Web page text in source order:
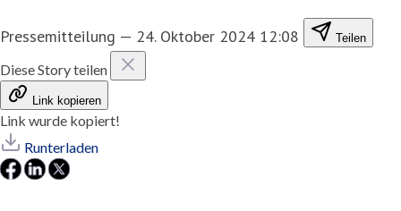
Pressemitteilung — 24. Oktober 2024 12:08 Teilen
Diese Story teilen
Link kopieren
Link wurde kopiert!
Runterladen